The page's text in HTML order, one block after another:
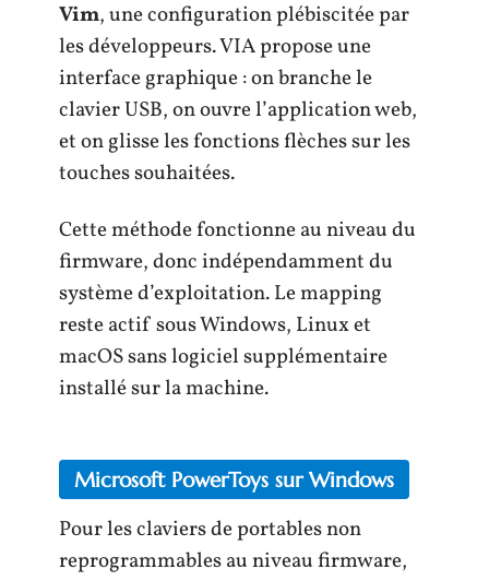
Vim, une configuration plébiscitée par
les développeurs. VIA propose une
interface graphique : on branche le
clavier USB, on ouvre l’application web,
et on glisse les fonctions flèches sur les
touches souhaitées.
Cette méthode fonctionne au niveau du
firmware, donc indépendamment du
système d’exploitation. Le mapping
reste actif sous Windows, Linux et
macOS sans logiciel supplémentaire
installé sur la machine.
Microsoft PowerToys sur Windows
Pour les claviers de portables non
reprogrammables au niveau firmware,